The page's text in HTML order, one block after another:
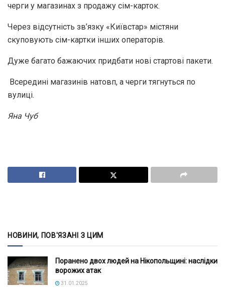
черги у магазинах з продажу сім-карток.
Через відсутність зв’язку «Київстар» містяни
скуповують сім-картки інших операторів.
Дуже багато бажаючих придбати нові стартові пакети.
Всередині магазинів натовп, а черги тягнуться по
вулиці.
Яна Чуб
НОВИНИ, ПОВ'ЯЗАНІ З ЦИМ
Поранено двох людей на Нікопольщині: наслідки
ворожих атак
31.01.2025